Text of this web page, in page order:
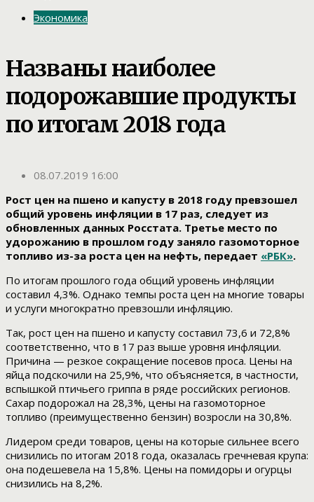
Экономика
Названы наиболее
подорожавшие продукты
по итогам 2018 года
08.07.2019 16:00
Рост цен на пшено и капусту в 2018 году превзошел
общий уровень инфляции в 17 раз, следует из
обновленных данных Росстата. Третье место по
удорожанию в прошлом году заняло газомоторное
топливо из-за роста цен на нефть, передает «РБК».
По итогам прошлого года общий уровень инфляции
составил 4,3%. Однако темпы роста цен на многие товары
и услуги многократно превзошли инфляцию.
Так, рост цен на пшено и капусту составил 73,6 и 72,8%
соответственно, что в 17 раз выше уровня инфляции.
Причина — резкое сокращение посевов проса. Цены на
яйца подскочили на 25,9%, что объясняется, в частности,
вспышкой птичьего гриппа в ряде российских регионов.
Сахар подорожал на 28,3%, цены на газомоторное
топливо (преимущественно бензин) возросли на 30,8%.
Лидером среди товаров, цены на которые сильнее всего
снизились по итогам 2018 года, оказалась гречневая крупа:
она подешевела на 15,8%. Цены на помидоры и огурцы
снизились на 8,2%.